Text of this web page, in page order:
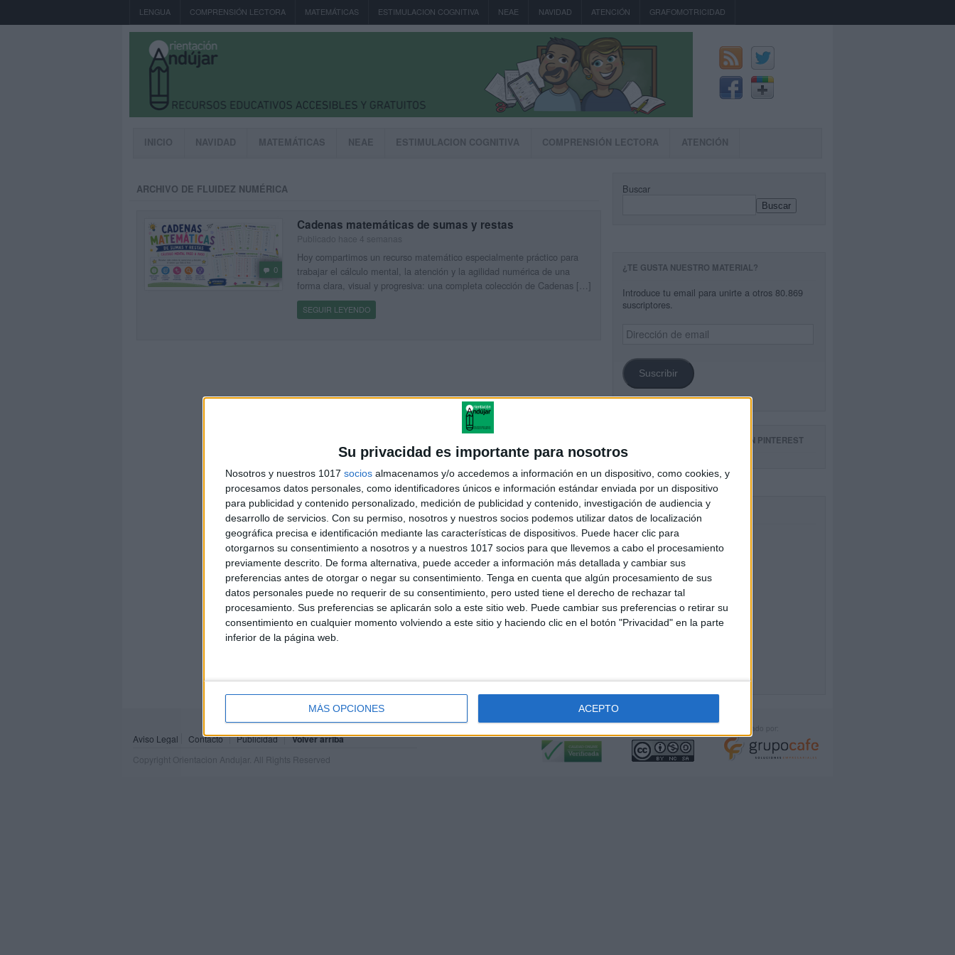
Su privacidad es importante para nosotros
Nosotros y nuestros 1017 socios almacenamos y/o accedemos a información en un dispositivo, como cookies, y
procesamos datos personales, como identificadores únicos e información estándar enviada por un dispositivo
para publicidad y contenido personalizado, medición de publicidad y contenido, investigación de audiencia y
desarrollo de servicios. Con su permiso, nosotros y nuestros socios podemos utilizar datos de localización
geográfica precisa e identificación mediante las características de dispositivos. Puede hacer clic para
otorgarnos su consentimiento a nosotros y a nuestros 1017 socios para que llevemos a cabo el procesamiento
previamente descrito. De forma alternativa, puede acceder a información más detallada y cambiar sus
preferencias antes de otorgar o negar su consentimiento. Tenga en cuenta que algún procesamiento de sus
datos personales puede no requerir de su consentimiento, pero usted tiene el derecho de rechazar tal
procesamiento. Sus preferencias se aplicarán solo a este sitio web. Puede cambiar sus preferencias o retirar su
consentimiento en cualquier momento volviendo a este sitio y haciendo clic en el botón "Privacidad" en la parte
inferior de la página web.
MÁS OPCIONES ACEPTO
LENGUA COMPRENSIÓN LECTORA MATEMÁTICAS ESTIMULACION COGNITIVA NEAE NAVIDAD ATENCIÓN GRAFOMOTRICIDAD
INICIO NAVIDAD MATEMÁTICAS NEAE ESTIMULACION COGNITIVA COMPRENSIÓN LECTORA ATENCIÓN
ARCHIVO DE FLUIDEZ NUMÉRICA
0
Cadenas matemáticas de sumas y restas
Hoy compartimos un recurso matemático especialmente práctico para
trabajar el cálculo mental, la atención y la agilidad numérica de una
forma clara, visual y progresiva: una completa colección de Cadenas […]
SEGUIR LEYENDO
Buscar
Buscar
¿TE GUSTA NUESTRO MATERIAL?
Introduce tu email para unirte a otros 80.869
suscriptores.
Dirección
de
Suscribir
SIGUE NUESTROS TABLEROS EN PINTEREST
Aviso Legal Contacto Publicidad Volver arriba
Copyright Orientacion Andujar. All Rights Reserved